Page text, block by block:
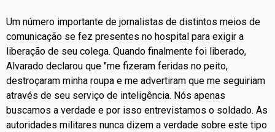
Um número importante de jornalistas de distintos meios de
comunicação se fez presentes no hospital para exigir a
liberação de seu colega. Quando finalmente foi liberado,
Alvarado declarou que "me fizeram feridas no peito,
destroçaram minha roupa e me advertiram que me seguiriam
através de seu serviço de inteligência. Nós apenas
buscamos a verdade e por isso entrevistamos o soldado. As
autoridades militares nunca dizem a verdade sobre este tipo